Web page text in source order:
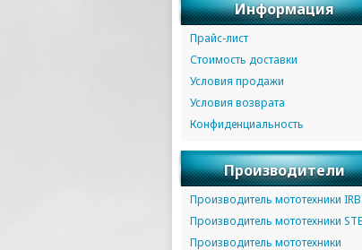
Информация
Прайс-лист
Стоимость доставки
Условия продажи
Условия возврата
Конфиденциальность
Производители
Производитель мототехники
Производитель мототехники
Производитель мототехники